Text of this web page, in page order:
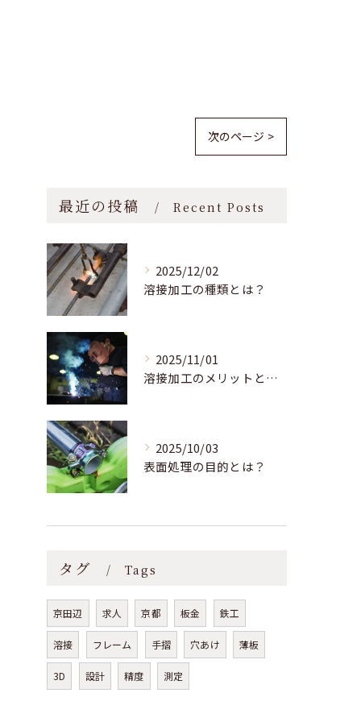
次のページ >
最近の投稿 Recent Posts
2025/12/02
溶接加工の種類とは？
2025/11/01
溶接加工のメリットとは？
2025/10/03
表面処理の目的とは？
タグ Tags
京田辺 求人 京都 板金 鉄工
溶接 フレーム 手摺 穴あけ 薄板
3D 設計 精度 測定